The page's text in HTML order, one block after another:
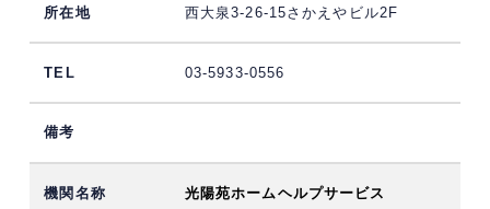
西大泉3-26-15さかえやビル2F
03-5933-0556
光陽苑ホームヘルプサービス